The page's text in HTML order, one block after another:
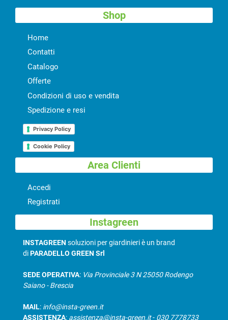
Shop
Home
Contatti
Catalogo
Offerte
Condizioni di uso e vendita
Spedizione e resi
Privacy Policy
Cookie Policy
Area Clienti
Accedi
Registrati
Instagreen
INSTAGREEN soluzioni per giardinieri è un brand
diPARADELLO GREEN Srl
SEDE OPERATIVA: Via Provinciale 3 N 25050 Rodengo
Saiano - Brescia
MAIL: info@insta-green.it
ASSISTENZA: assistenza@insta-green.it- 030 7778733